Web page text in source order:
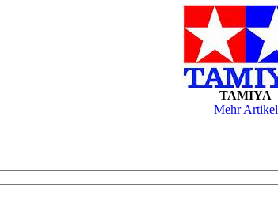
TAMIYA
Mehr Artikel